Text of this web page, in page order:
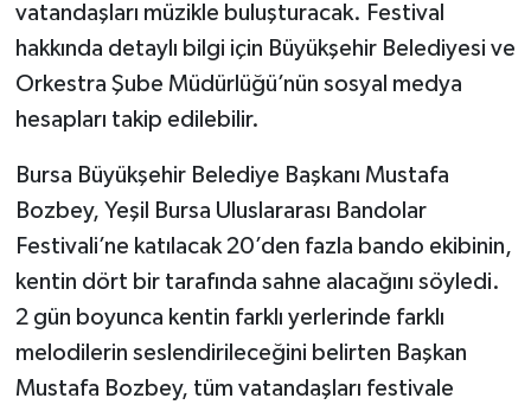
vatandaşları müzikle buluşturacak. Festival
hakkında detaylı bilgi için Büyükşehir Belediyesi ve
Orkestra Şube Müdürlüğü’nün sosyal medya
hesapları takip edilebilir.
Bursa Büyükşehir Belediye Başkanı Mustafa
Bozbey, Yeşil Bursa Uluslararası Bandolar
Festivali’ne katılacak 20’den fazla bando ekibinin,
kentin dört bir tarafında sahne alacağını söyledi.
2 gün boyunca kentin farklı yerlerinde farklı
melodilerin seslendirileceğini belirten Başkan
Mustafa Bozbey, tüm vatandaşları festivale